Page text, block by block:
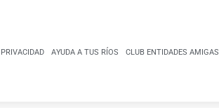
AYUDA A TUS RÍOS CLUB ENTIDADES AMIGAS